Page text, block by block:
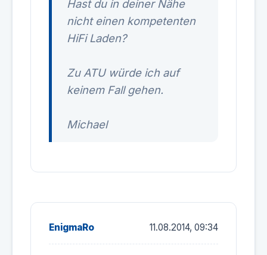
Hast du in deiner Nähe
nicht einen kompetenten
HiFi Laden?
Zu ATU würde ich auf
keinem Fall gehen.
Michael
EnigmaRo 11.08.2014, 09:34